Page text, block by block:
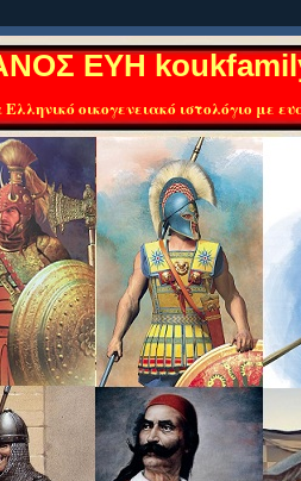
ΕΥΗ
οικογενειακό ιστολόγιο με